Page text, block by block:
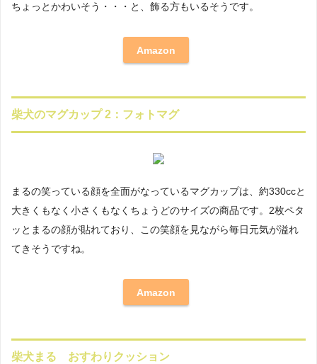
ちょっとかわいそう・・・と、飾る方もいるそうです。
Amazon
柴犬のマグカップ 2：フォトマグ
まるの笑っている顔を全面がなっているマグカップは、約330ccと
大きくもなく小さくもなくちょうどのサイズの商品です。2枚ペタ
ッとまるの顔が貼れており、この笑顔を見ながら毎日元気が溢れ
てきそうですね。
Amazon
柴犬まる おすわりクッション